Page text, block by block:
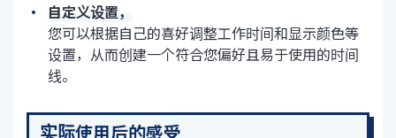
自定义设置，
您可以根据自己的喜好调整工作时间和显示颜色等
设置，从而创建一个符合您偏好且易于使用的时间
线。
实际使用后的感受